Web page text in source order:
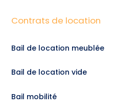
Contrats de location
Bail de location meublée
Bail de location vide
Bail mobilité